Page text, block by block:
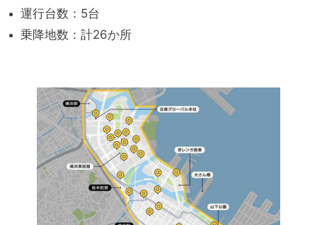
運行台数：5台
乗降地数：計26か所